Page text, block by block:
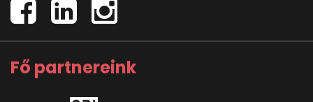
Fő partnereink